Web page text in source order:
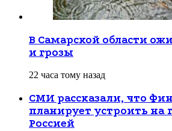
В Самарской области
и грозы
22 часа тому назад
СМИ рассказали, что
планирует устроить на
Россией